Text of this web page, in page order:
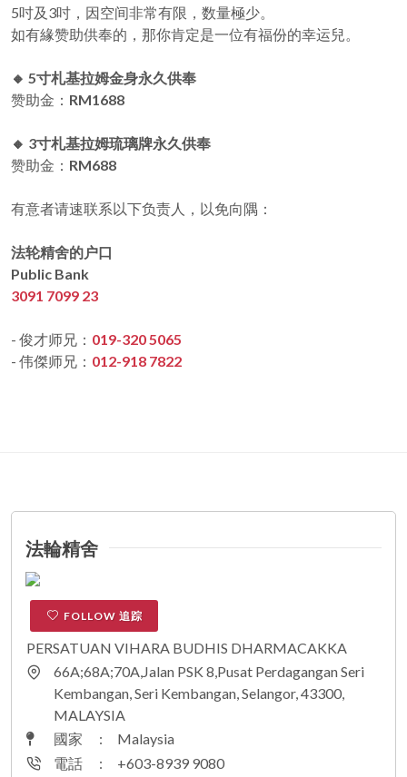
5吋及3吋，因空间非常有限，数量極少。
如有緣赞助供奉的，那你肯定是一位有福份的幸运兒。
🔸 5寸札基拉姆金身永久供奉
赞助金： RM1688
🔸 3寸札基拉姆琉璃牌永久供奉
赞助金： RM688
有意者请速联系以下负责人，以免向隅：
法轮精舍的户口
Public Bank
3091 7099 23
- 俊才师兄： 019-320 5065
- 伟傑师兄： 012-918 7822
法輪精舍
FOLLOW 追踪
PERSATUAN VIHARA BUDHIS DHARMACAKKA
66A;68A;70A,Jalan PSK 8,Pusat Perdagangan Seri
Kembangan, Seri Kembangan, Selangor, 43300,
MALAYSIA
國家
:
Malaysia
電話
:
+603-8939 9080